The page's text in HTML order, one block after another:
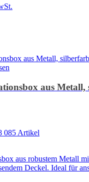
aus Metall,
085 Artikel
aus robustem Metall
Deckel. Ideal für